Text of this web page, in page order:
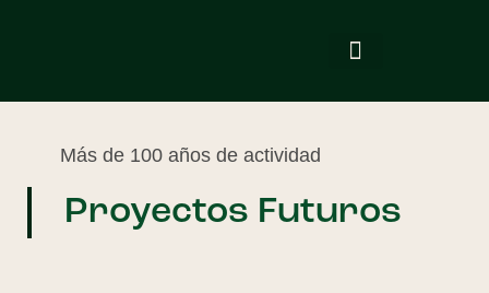
Más de 100 años de actividad
Proyectos Futuros